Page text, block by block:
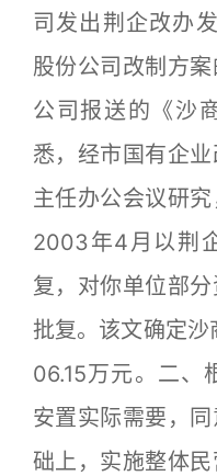
司发出荆企改办
股份公司改制方
公司报送的《沙
悉，经市国有企
主任办公会议研
2003年4月以荆
复，对你单位部
批复。该文确定
06.15万元。二、
安置实际需要，
础上，实施整体